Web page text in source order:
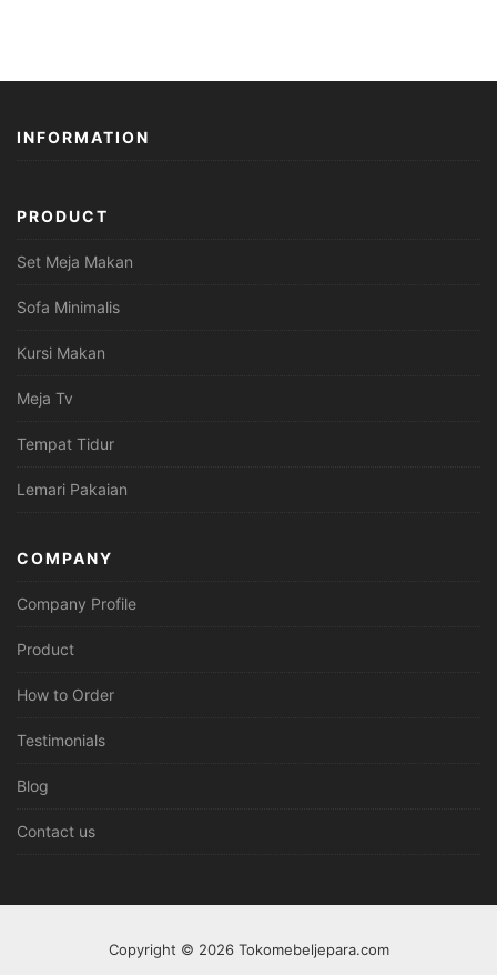
INFORMATION
PRODUCT
Set Meja Makan
Sofa Minimalis
Kursi Makan
Meja Tv
Tempat Tidur
Lemari Pakaian
COMPANY
Company Profile
Product
How to Order
Testimonials
Blog
Contact us
Copyright © 2026 Tokomebeljepara.com